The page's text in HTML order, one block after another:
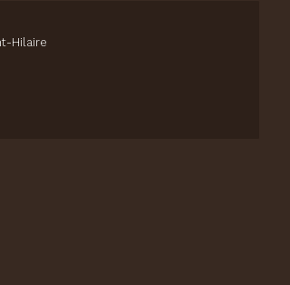
Hilaire